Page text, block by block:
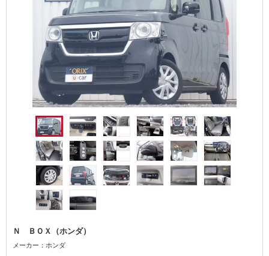
Ｎ ＢＯＸ（ホンダ）
メーカー：ホンダ